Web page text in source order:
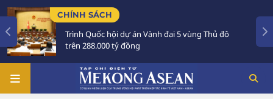
CHÍNH SÁCH
Trình Quốc hội dự án Vành đai 5 vùng Thủ đô
trên 288.000 tỷ đồng